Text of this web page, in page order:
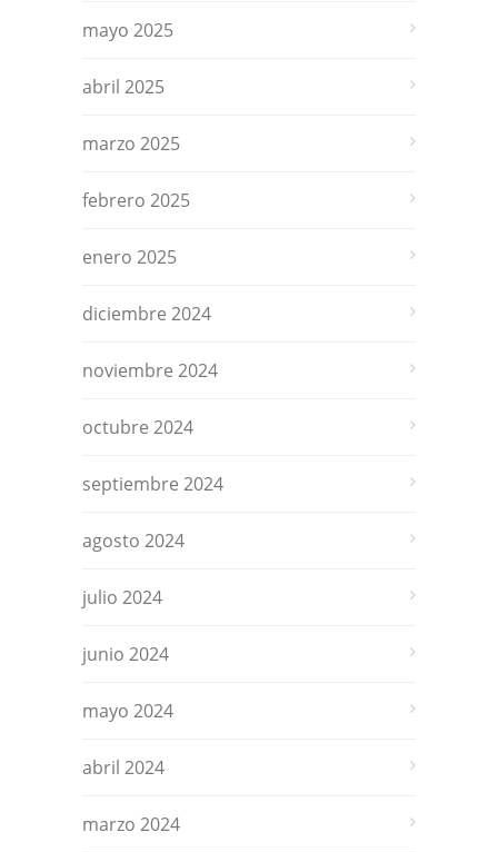
mayo 2025
abril 2025
marzo 2025
febrero 2025
enero 2025
diciembre 2024
noviembre 2024
octubre 2024
septiembre 2024
agosto 2024
julio 2024
junio 2024
mayo 2024
abril 2024
marzo 2024